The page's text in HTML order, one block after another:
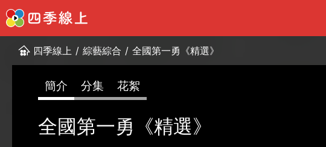
四季線上 / 綜藝綜合 / 全國第一勇《精選》
簡介 分集 花絮
全國第一勇《精選》